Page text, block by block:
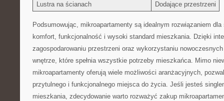
Lustra na ⁤ścianach
Dodające przestrzeni
Podsumowując, ⁢mikroapartamenty są idealnym rozwiązaniem
komfort, funkcjonalność i wysoki standard mieszkania. ⁢Dzięki
zagospodarowaniu przestrzeni oraz wykorzystaniu
wnętrze, które spełnia wszystkie potrzeby mieszkańca. Mimo⁤
mikroapartamenty ⁣oferują wiele możliwości aranżacyjnych,
przytulnego i funkcjonalnego miejsca​ do życia. Jeśli jesteś​
mieszkania, zdecydowanie warto rozważyć zakup⁣